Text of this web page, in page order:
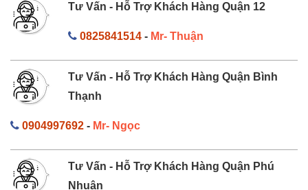
Tư Vấn - Hỗ Trợ Khách Hàng Quận 12
0825841514- Mr- Thuận
Tư Vấn - Hỗ Trợ Khách Hàng Quận Bình
Thạnh
0904997692 - Mr- Ngọc
Tư Vấn - Hỗ Trợ Khách Hàng Quận Phú
Nhuận